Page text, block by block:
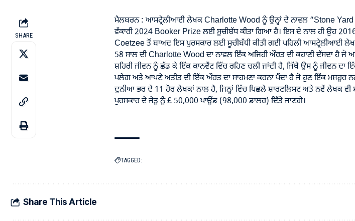
SHARE
ਮੈਲਬਰਨ : ਆਸਟ੍ਰੇਲੀਆਈ ਲੇਖਕ Charlotte Wood ਨੂੰ ਉਨ੍ਹਾਂ ਦੇ ਨਾਵਲ “Stone
ਵੱਕਾਰੀ 2024 Booker Prize ਲਈ ਸੂਚੀਬੱਧ ਕੀਤਾ ਗਿਆ ਹੈ। ਇਸ ਦੇ ਨਾਲ ਹੀ ਉਹ
Coetzee ਤੋਂ ਬਾਅਦ ਇਸ ਪੁਰਸਕਾਰ ਲਈ ਸੂਚੀਬੱਧੀ ਕੀਤੀ ਗਈ ਪਹਿਲੀ ਆਸਟ੍ਰੇਲੀਆਈ
58 ਸਾਲ ਦੀ Charlotte Wood ਦਾ ਨਾਵਲ ਇੱਕ ਅਜਿਹੀ ਔਰਤ ਦੀ ਕਹਾਣੀ ਦੱਸਦਾ ਹੈ
ਸ਼ਹਿਰੀ ਜੀਵਨ ਨੂੰ ਛੱਡ ਕੇ ਇੱਕ ਕਾਨਵੈਂਟ ਵਿੱਚ ਰਹਿਣ ਚਲੀ ਜਾਂਦੀ ਹੈ, ਜਿੱਥੇ ਉਸ ਨੂੰ ਜੀਵਨ ਦਾ
ਪਲੇਗ ਅਤੇ ਆਪਣੇ ਅਤੀਤ ਦੀ ਇੱਕ ਔਰਤ ਦਾ ਸਾਹਮਣਾ ਕਰਨਾ ਪੈਂਦਾ ਹੈ ਜੋ ਹੁਣ ਇੱਕ ਮਸ਼ਹੂਰ
ਦੁਨੀਆ ਭਰ ਦੇ 11 ਹੋਰ ਲੇਖਕਾਂ ਨਾਲ ਹੈ, ਜਿਨ੍ਹਾਂ ਵਿੱਚ ਪਿਛਲੇ ਸ਼ਾਰਟਲਿਸਟ ਅਤੇ ਨਵੇਂ ਲੇਖਕ ਵੀ
ਪੁਰਸਕਾਰ ਦੇ ਜੇਤੂ ਨੂੰ £ 50,000 ਪਾਊਂਡ (98,000 ਡਾਲਰ) ਦਿੱਤੇ ਜਾਣਗੇ।
TAGGED:
Share This Article